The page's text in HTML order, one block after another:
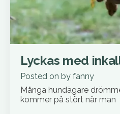
Lyckas med
Posted on by fanny
Många hundägare
kommer på stört när man